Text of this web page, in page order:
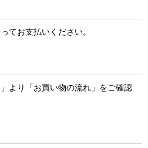
てお支払いください。
より「お買い物の流れ」をご確認